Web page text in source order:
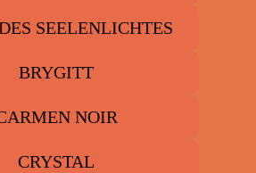
SEELENLICHTES
BRYGITT
NOIR
CRYSTAL